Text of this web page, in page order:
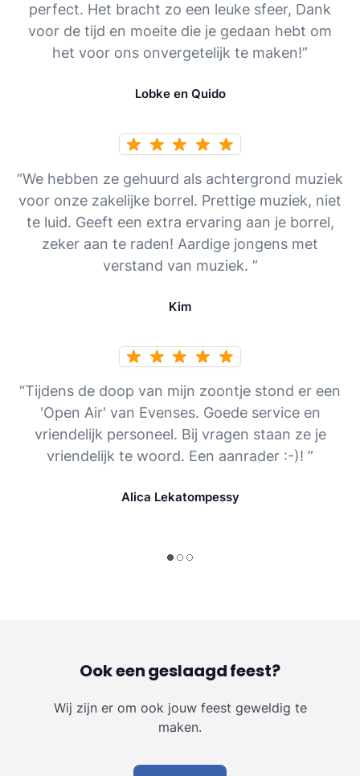
perfect. Het bracht zo een leuke sfeer, Dank
voor de tijd en moeite die je gedaan hebt om
het voor ons onvergetelijk te maken!”
Lobke en Quido
“We hebben ze gehuurd als achtergrond muziek
voor onze zakelijke borrel. Prettige muziek, niet
te luid. Geeft een extra ervaring aan je borrel,
zeker aan te raden! Aardige jongens met
verstand van muziek. ”
Kim
“Tijdens de doop van mijn zoontje stond er een
'Open Air' van Evenses. Goede service en
vriendelijk personeel. Bij vragen staan ze je
vriendelijk te woord. Een aanrader :-)! ”
Alica Lekatompessy
Ook een geslaagd feest?
Wij zijn er om ook jouw feest geweldig te
maken.